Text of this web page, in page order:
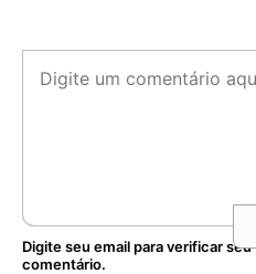
Digite seu email para verificar seu
comentário.